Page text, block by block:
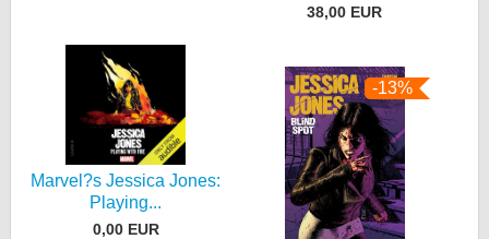
38,00 EUR
Marvel?s Jessica Jones:
Playing...
0,00 EUR
-13%